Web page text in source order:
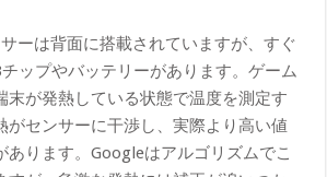
ーは背面に搭載されていますが、すぐ
ップやバッテリーがあります。ゲーム
末が発熱している状態で温度を測定す
がセンサーに干渉し、実際より高い値
あります。Googleはアルゴリズムでこ